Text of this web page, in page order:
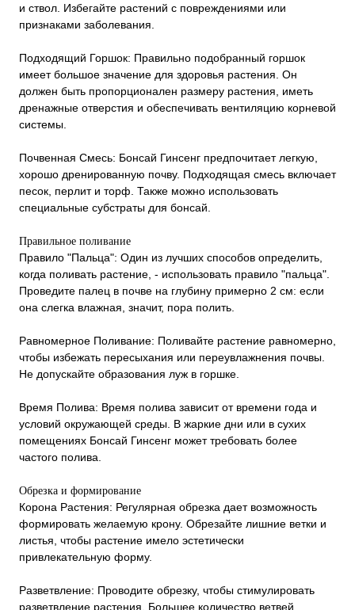
и ствол. Избегайте растений с повреждениями или
признаками заболевания.
Подходящий Горшок: Правильно подобранный горшок
имеет большое значение для здоровья растения. Он
должен быть пропорционален размеру растения, иметь
дренажные отверстия и обеспечивать вентиляцию корневой
системы.
Почвенная Смесь: Бонсай Гинсенг предпочитает легкую,
хорошо дренированную почву. Подходящая смесь включает
песок, перлит и торф. Также можно использовать
специальные субстраты для бонсай.
Правильное поливание
Правило "Пальца": Один из лучших способов определить,
когда поливать растение, - использовать правило "пальца".
Проведите палец в почве на глубину примерно 2 см: если
она слегка влажная, значит, пора полить.
Равномерное Поливание: Поливайте растение равномерно,
чтобы избежать пересыхания или переувлажнения почвы.
Не допускайте образования луж в горшке.
Время Полива: Время полива зависит от времени года и
условий окружающей среды. В жаркие дни или в сухих
помещениях Бонсай Гинсенг может требовать более
частого полива.
Обрезка и формирование
Корона Растения: Регулярная обрезка дает возможность
формировать желаемую крону. Обрезайте лишние ветки и
листья, чтобы растение имело эстетически
привлекательную форму.
Разветвление: Проводите обрезку, чтобы стимулировать
разветвление растения. Большее количество ветвей